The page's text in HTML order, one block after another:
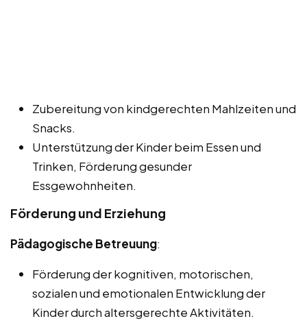
Zubereitung von kindgerechten Mahlzeiten und
Snacks.
Unterstützung der Kinder beim Essen und
Trinken, Förderung gesunder
Essgewohnheiten.
Förderung und Erziehung
Pädagogische Betreuung:
Förderung der kognitiven, motorischen,
sozialen und emotionalen Entwicklung der
Kinder durch altersgerechte Aktivitäten.